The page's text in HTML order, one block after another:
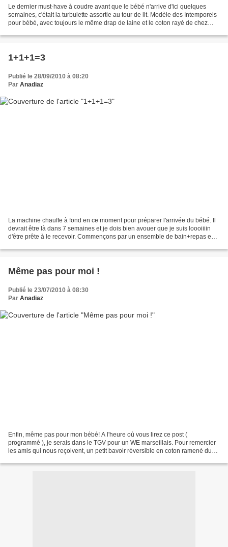
Le dernier must-have à coudre avant que le bébé n'arrive d'ici quelques
semaines, c'était la turbulette assortie au tour de lit. Modèle des Intemporels
pour bébé, avec toujours le même drap de laine et le coton rayé de chez
1+1+1=3
Publié le 28/09/2010 à 08:20
Par Anadiaz
La machine chauffe à fond en ce moment pour préparer l'arrivée du bébé. Il
devrait être là dans 7 semaines et je dois bien avouer que je suis loooiiiin
d'être prête à le recevoir. Commençons par un ensemble de bain+repas en
Même pas pour moi !
Publié le 23/07/2010 à 08:30
Par Anadiaz
Enfin, même pas pour mon bébé! A l'heure où vous lirez ce post (
programmé ), je serais dans le TGV pour un WE marseillais. Pour remercier
les amis qui nous reçoivent, un petit bavoir réversible en coton ramené du